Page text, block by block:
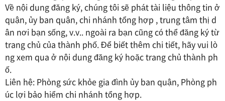
Về nội dung đăng ký, chúng tôi sẽ phát tài liệu thông tin ở
quận, ủy ban quận, chi nhánh tổng hợp , trung tâm thị d
ân nơi bạn sống, v.v.. ngoài ra bạn cũng có thể đăng ký từ
trang chủ của thành phố. Để biết thêm chi tiết, hãy vui lò
ng xem qua ở nội dung đăng ký hoặc trang chủ thành ph
ố.
Liên hệ: Phòng sức khỏe gia đình ủy ban quận, Phòng ph
úc lợi bảo hiểm chi nhánh tổng hợp.